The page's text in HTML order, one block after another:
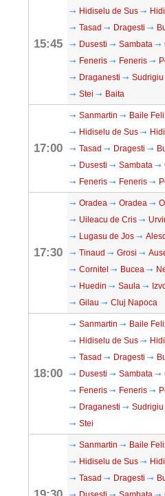
15:45
Hidiselu de Sus
Tasad
Dragesti
Dusesti
Sambata
Feneris
Feneris
Draganesti
Sudrigiu
Stei
Baita
17:00
Sanmartin
Baile
Hidiselu de Sus
Tasad
Dragesti
Dusesti
Sambata
Feneris
Feneris
17:30
Oradea Oradea
Uileacu de Cris
Lugasu de Jos
Alesd
Tinaud
Grosi
Cornitel
Bucea
Huedin
Saula
Gilau
Cluj Napoca
18:00
Sanmartin
Baile
Hidiselu de Sus
Tasad
Dragesti
Dusesti
Sambata
Feneris
Feneris
Draganesti
Sudrigiu
Stei
Sanmartin
Baile
Hidiselu de Sus
Tasad
Dragesti